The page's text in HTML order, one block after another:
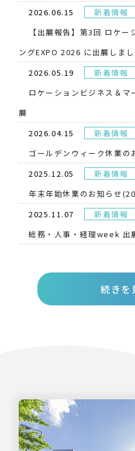
2026.06.15
新着情報
【出展報告】第3回 ロケー
ングEXPO 2026 に出展しま
2026.05.19
新着情報
ロケーションビジネス＆マ
展
2026.04.15
新着情報
ゴールデンウィーク休業の
2025.12.05
新着情報
年末年始休業のお知らせ
2025.11.07
新着情報
総務・人事・経理week 出
続きを